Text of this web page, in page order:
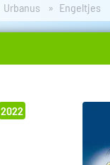
Urbanus Engeltjes
2022